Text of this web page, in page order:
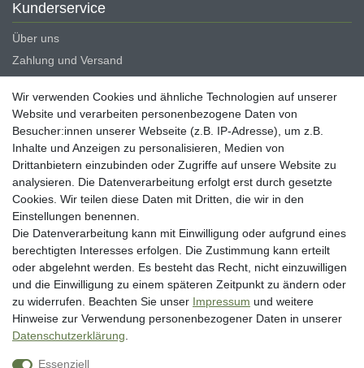
Kunderservice
Über uns
Zahlung und Versand
Erklärung zur Barrierefreiheit
Blog
Rechtliche Angaben
Widerrufsrecht
Datenschutzerklärung
AGB
Impressum
Vertrag widerrufen
Unsere Zahlungsarten
Wir verwenden Cookies und ähnliche Technologien auf unserer
Website und verarbeiten personenbezogene Daten von
Besucher:innen unserer Webseite (z.B. IP-Adresse), um z.B.
Inhalte und Anzeigen zu personalisieren, Medien von
Drittanbietern einzubinden oder Zugriffe auf unsere Website zu
analysieren. Die Datenverarbeitung erfolgt erst durch gesetzte
Cookies. Wir teilen diese Daten mit Dritten, die wir in den
Einstellungen benennen.
Die Datenverarbeitung kann mit Einwilligung oder aufgrund eines
berechtigten Interesses erfolgen. Die Zustimmung kann erteilt
oder abgelehnt werden. Es besteht das Recht, nicht einzuwilligen
und die Einwilligung zu einem späteren Zeitpunkt zu ändern oder
zu widerrufen. Beachten Sie unser Impressum und weitere
Hinweise zur Verwendung personenbezogener Daten in unserer
Daten­schutz­erklärung
Essenziell